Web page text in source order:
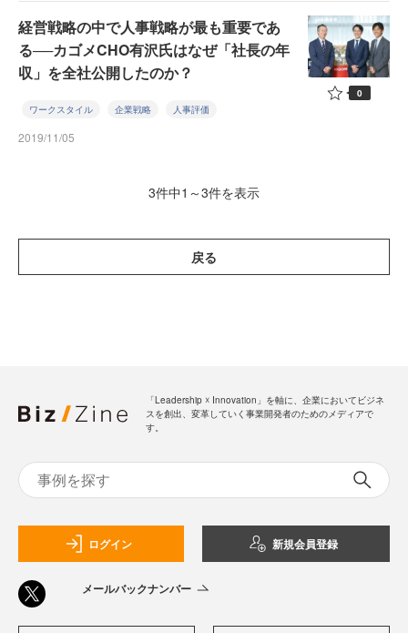
経営戦略の中で人事戦略が最も重要であ
る──カゴメCHO有沢氏はなぜ「社長の年
収」を全社公開したのか？
ワークスタイル 企業戦略 人事評価
2019/11/05
0
3件中1～3件を表示
戻る
「Leadership ☓ Innovation」を軸に、企業においてビジネ
スを創出、変革していく事業開発者のためのメディアで
す。
ログイン 新規会員登録
メールバックナンバー